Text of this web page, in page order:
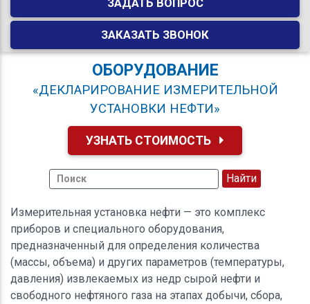
ЗАДАТЬ ВОПРОС
ЗАКАЗАТЬ ЗВОНОК
ОБОРУДОВАНИЕ
«ДЕКЛАРИРОВАНИЕ ИЗМЕРИТЕЛЬНОЙ
УСТАНОВКИ НЕФТИ»
УЗНАТЬ СТОИМОСТЬ
Измерительная установка нефти — это комплекс
приборов и специального оборудования,
предназначенный для определения количества
(массы, объема) и других параметров (температуры,
давления) извлекаемых из недр сырой нефти и
свободного нефтяного газа на этапах добычи, сбора,